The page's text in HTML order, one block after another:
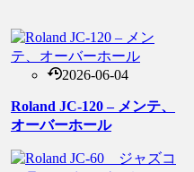
2026-06-04
Roland JC-120 – メンテ、
オーバーホール